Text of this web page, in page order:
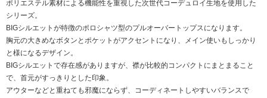
ポリエステル素材による機能性を重視した次世代コーデュロイ生地を使用した
シリーズ。
BIGシルエットが特徴のポロシャツ型のプルオーバートップスになります。
胸元の大きめなボタンとポケットがアクセントになり、メイン使いもしっかり
と様になるデザイン。
BIGシルエットで存在感がありますが、襟が比較的コンパクトにまとまること
で、首元がすっきりとした印象。
アウターなどと重ねても邪魔にならず、コーディネートしやすいバランスで